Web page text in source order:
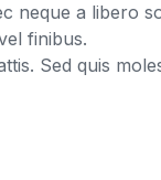
neque a libero
finibus.
Sed quis